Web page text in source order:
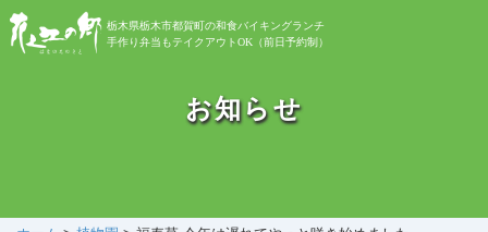
栃木県栃木市都賀町の和食バイキングランチ
手作り弁当もテイクアウトOK（前日予約制）
お知らせ
お知らせ